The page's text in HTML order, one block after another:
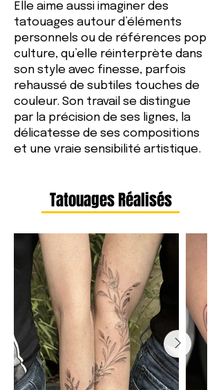
Elle aime aussi imaginer des
tatouages autour d’éléments
personnels ou de références pop
culture, qu’elle réinterprète dans
son style avec finesse, parfois
rehaussé de subtiles touches de
couleur. Son travail se distingue
par la précision de ses lignes, la
délicatesse de ses compositions
et une vraie sensibilité artistique.
Tatouages Réalisés